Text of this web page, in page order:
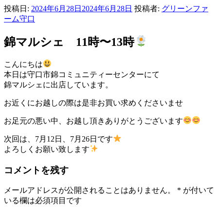
投稿日: 2024年6月28日 2024年6月28日 投稿者: グリーンファ
ーム守口
錦マルシェ 11時〜13時
こんにちは
本日は守口市錦コミュニティーセンターにて
錦マルシェに出店しています。
お近くにお越しの際は是非お買い求めくださいませ
お足元の悪い中、お越し頂きありがとうございます
次回は、7月12日、7月26日です
よろしくお願い致します
コメントを残す
メールアドレスが公開されることはありません。 * が付いて
いる欄は必須項目です